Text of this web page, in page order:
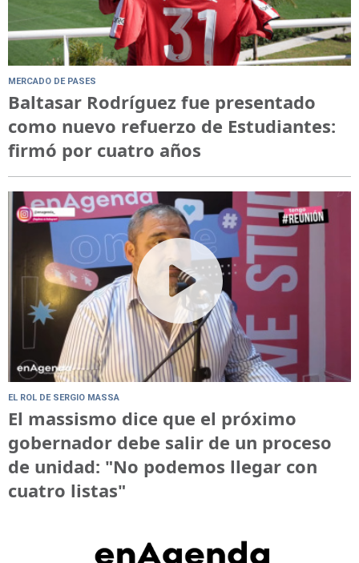
MERCADO DE PASES
Baltasar Rodríguez fue presentado
como nuevo refuerzo de Estudiantes:
firmó por cuatro años
EL ROL DE SERGIO MASSA
El massismo dice que el próximo
gobernador debe salir de un proceso
de unidad: "No podemos llegar con
cuatro listas"